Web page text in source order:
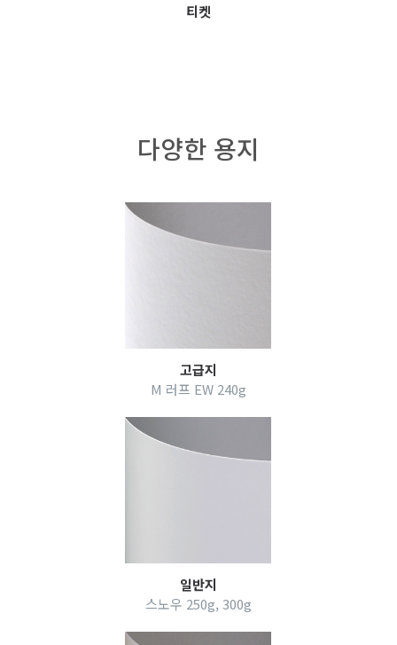
티켓
다양한 용지
고급지
M 러프 EW 240g
일반지
스노우 250g, 300g